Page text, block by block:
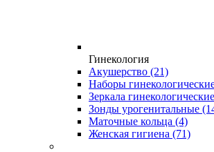
Гинекология
Акушерство (21)
Наборы
Зеркала
Зонды урогенитальные
Маточные кольца (4)
Женская гигиена (71)